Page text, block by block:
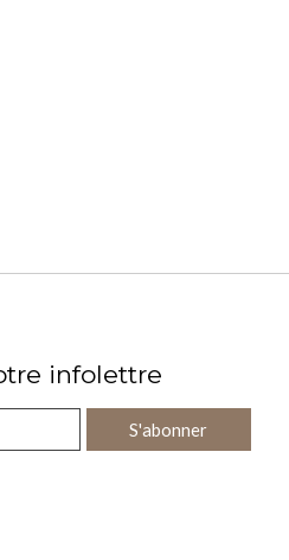
infolettre
S'abonner